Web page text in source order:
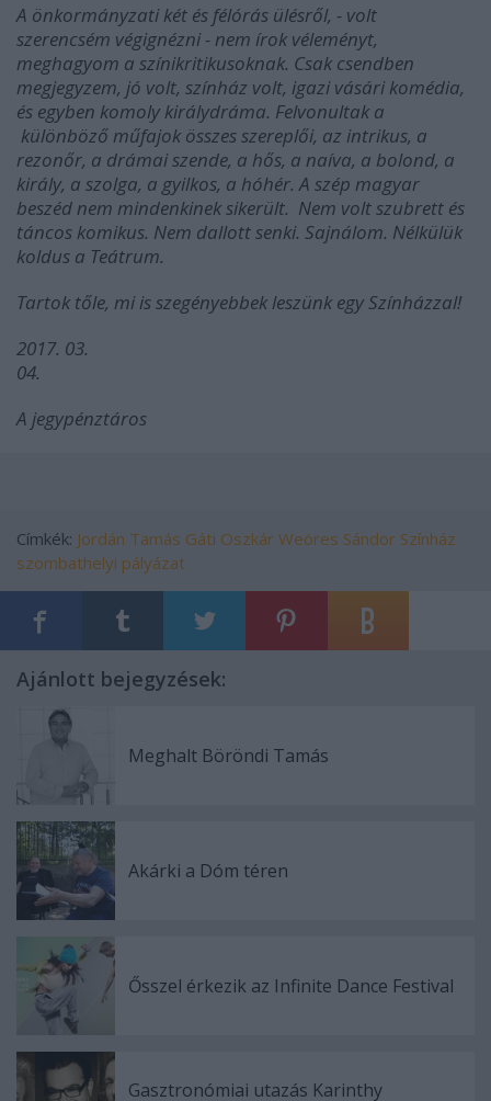
A önkormányzati két és félórás ülésről, - volt
szerencsém végignézni - nem írok véleményt,
meghagyom a színikritikusoknak. Csak csendben
megjegyzem, jó volt, színház volt, igazi vásári komédia,
és egyben komoly királydráma. Felvonultak a
különböző műfajok összes szereplői, az intrikus, a
rezonőr, a drámai szende, a hős, a naíva, a bolond, a
király, a szolga, a gyilkos, a hóhér. A szép magyar
beszéd nem mindenkinek sikerült. Nem volt szubrett és
táncos komikus. Nem dallott senki. Sajnálom. Nélkülük
koldus a Teátrum.
Tartok tőle, mi is szegényebbek leszünk egy Színházzal!
2017. 03.
04.
A jegypénztáros
Címkék: Jordán Tamás Gáti Oszkár Weöres Sándor Színház
szombathelyi pályázat
Ajánlott bejegyzések:
Meghalt Böröndi Tamás
Akárki a Dóm téren
Ősszel érkezik az Infinite Dance Festival
Gasztronómiai utazás Karinthy